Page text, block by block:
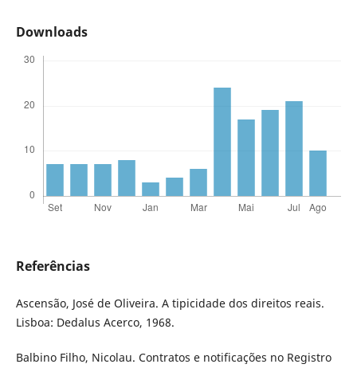
Downloads
Referências
Ascensão, José de Oliveira. A tipicidade dos direitos reais.
Lisboa: Dedalus Acerco, 1968.
Balbino Filho, Nicolau. Contratos e notificações no Registro